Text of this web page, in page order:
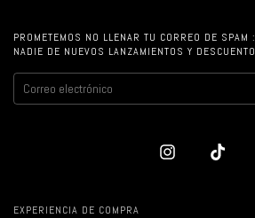
PROMETEMOS NO LLENAR TU CORREO DE
NADIE DE NUEVOS LANZAMIENTOS Y
EXPERIENCIA DE COMPRA